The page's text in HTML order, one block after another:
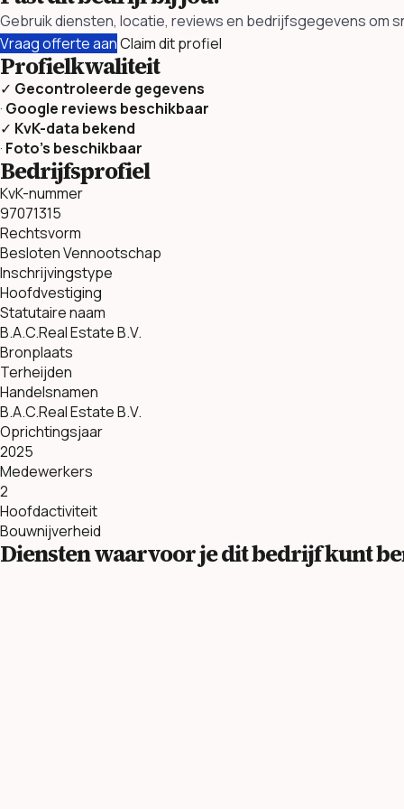
Gebruik diensten, locatie, reviews en bedrijfsgegevens om
Vraag offerte aanClaim dit profiel
Profielkwaliteit
✓ Gecontroleerde gegevens
· Google reviews beschikbaar
✓ KvK-data bekend
· Foto’s beschikbaar
Bedrijfsprofiel
KvK-nummer
97071315
Rechtsvorm
Besloten Vennootschap
Inschrijvingstype
Hoofdvestiging
Statutaire naam
B.A.C.Real Estate B.V.
Bronplaats
Terheijden
Handelsnamen
B.A.C.Real Estate B.V.
Oprichtingsjaar
2025
Medewerkers
2
Hoofdactiviteit
Bouwnijverheid
Diensten waarvoor je dit bedrijf kunt